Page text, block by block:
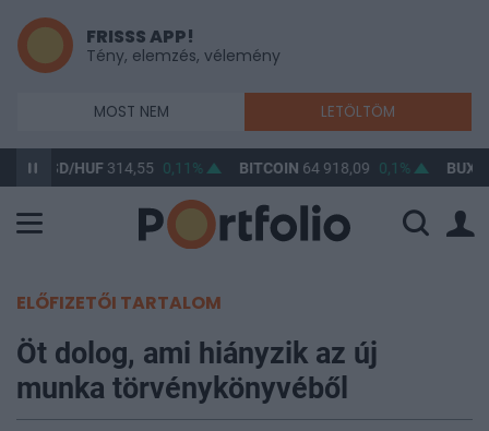
FRISSS APP!
Tény, elemzés, vélemény
MOST NEM LETÖLTÖM
USD/HUF314,55 0,11% BITCOIN 64 918,09 0,1% BUX
ELŐFIZETŐI TARTALOM
Öt dolog, ami hiányzik az új
munka törvénykönyvéből